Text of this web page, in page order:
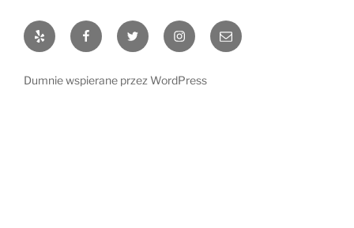
Yelp FacebookTwitter InstagramAdres
e-
Dumnie wspierane przez WordPress